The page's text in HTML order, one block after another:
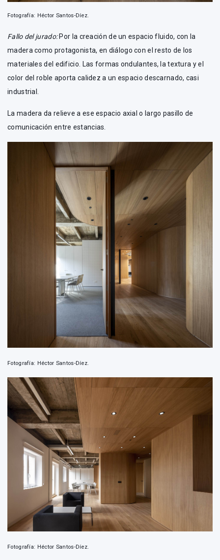
Fotografía: Héctor Santos-Díez.
Fallo del jurado:Por la creación de un espacio fluido, con la
madera como protagonista, en diálogo con el resto de los
materiales del edificio. Las formas ondulantes, la textura y el
color del roble aporta calidez a un espacio descarnado, casi
industrial.
La madera da relieve a ese espacio axial o largo pasillo de
comunicación entre estancias.
Fotografía: Héctor Santos-Díez.
Fotografía: Héctor Santos-Díez.